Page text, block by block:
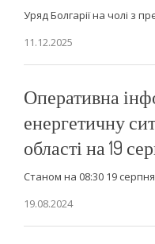
Уряд Болгарії на чолі з
11.12.2025
Оперативна
енергетичну
області на 19
Станом на 08:30 19
19.08.2024